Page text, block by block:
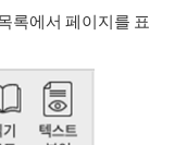
록에서 페이지를 표